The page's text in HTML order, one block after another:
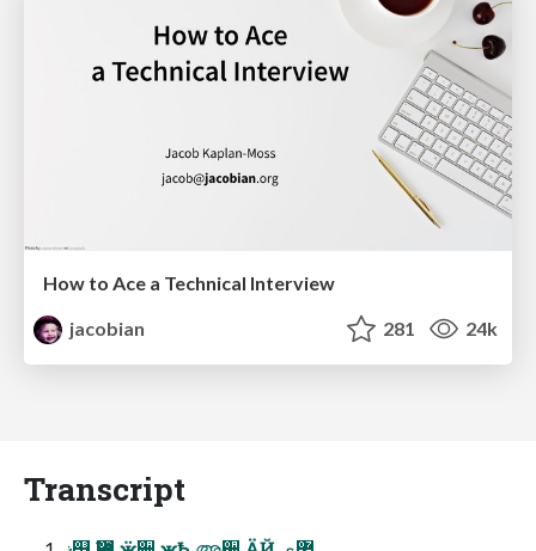
How to Ace a Technical Interview
jacobian
281 24k
Transcript